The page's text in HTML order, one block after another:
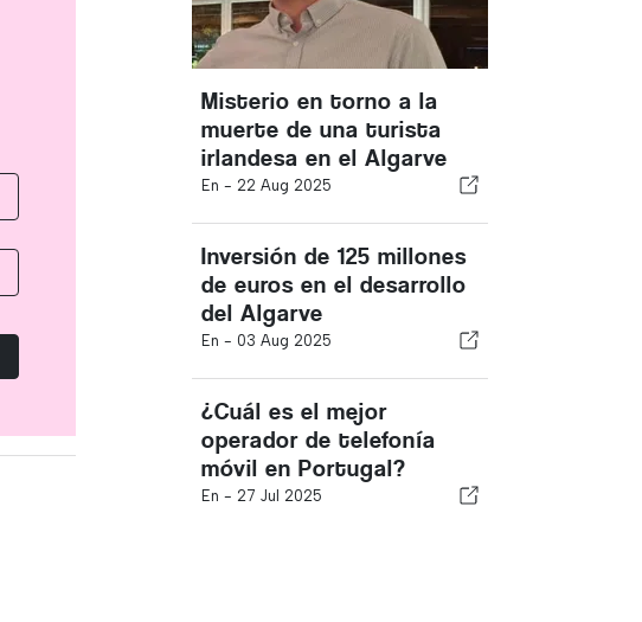
Misterio en torno a la
muerte de una turista
irlandesa en el Algarve
En - 22 Aug 2025
Inversión de 125 millones
de euros en el desarrollo
del Algarve
En - 03 Aug 2025
¿Cuál es el mejor
operador de telefonía
móvil en Portugal?
En - 27 Jul 2025